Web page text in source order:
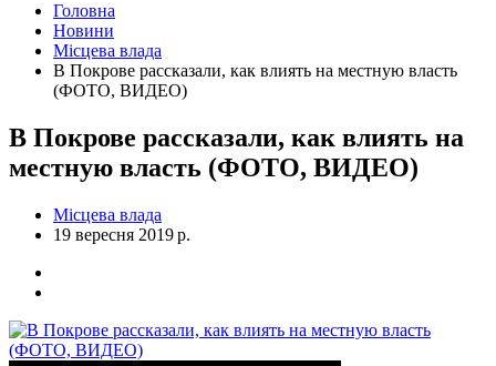
Головна
Новини
Місцева влада
В Покрове рассказали, как влиять на местную власть
(ФОТО, ВИДЕО)
В Покрове рассказали, как влиять на
местную власть (ФОТО, ВИДЕО)
Місцева влада
19 вересня 2019 р.